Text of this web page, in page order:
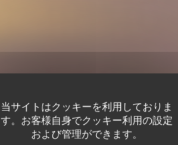
当サイトはクッキーを利用しておりま
す。お客様自身でクッキー利用の設定
および管理ができます。